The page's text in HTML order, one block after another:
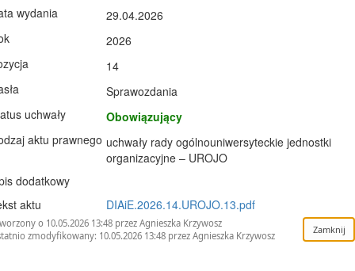
wydania
29.04.2026
2026
14
Sprawozdania
uchwały
Obowiązujący
aktu prawnego uchwały rady ogólnouniwersyteckie jednostki
organizacyjne – UROJO
dodatkowy
aktu
DIAiE.2026.14.UROJO.13.pdf
o 10.05.2026 13:48 przez Agnieszka Krzywosz
zmodyfikowany: 10.05.2026 13:48 przez Agnieszka Krzywosz